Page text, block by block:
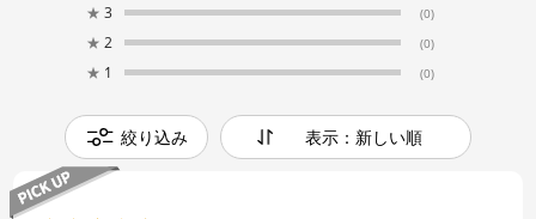
★ 3 (0)
★ 2 (0)
★ 1 (0)
絞り込み 表示：新しい順